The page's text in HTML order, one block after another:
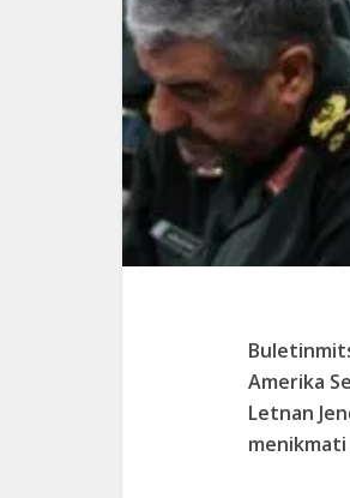
Amerika
Letnan